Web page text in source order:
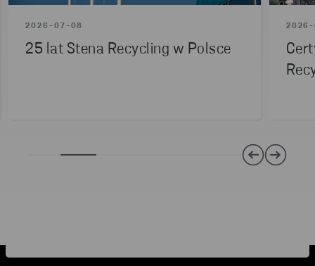
2026-07-08
25 lat Stena Recycling w Polsce